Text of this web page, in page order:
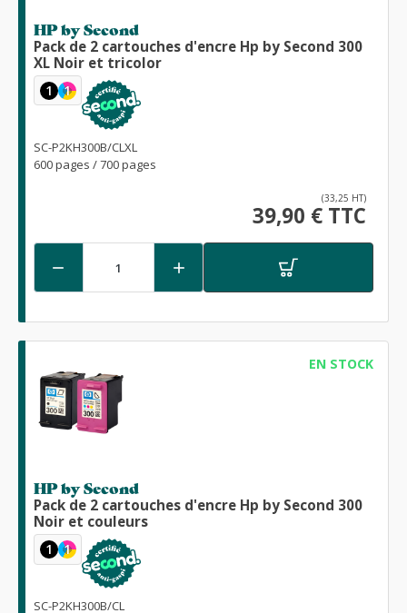
HP by Second
Pack de 2 cartouches d'encre Hp by Second 300
XL Noir et tricolor
1 1
SC-P2KH300B/CLXL
600 pages / 700 pages
(33,25 HT)
39,90 € TTC
 
EN STOCK
HP by Second
Pack de 2 cartouches d'encre Hp by Second 300
Noir et couleurs
1 1
SC-P2KH300B/CL